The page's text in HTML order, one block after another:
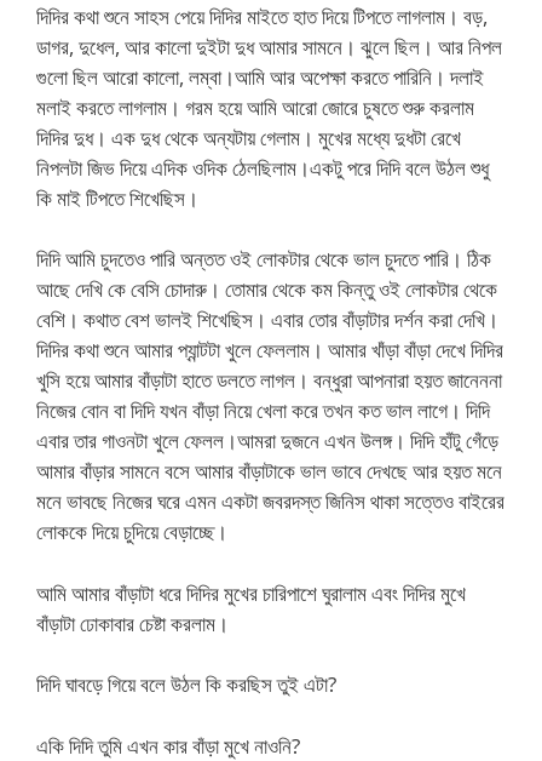
দিদির কথা শুনে সাহস পেয়ে দিদির মাইতে হাত দিয়ে টিপতে লাগলাম। বড়,
ডাগর, দুধেল, আর কালো দুইটা দুধ আমার সামনে। ঝুলে ছিল। আর নিপল
গুলো ছিল আরো কালো, লম্বা।আমি আর অপেক্ষা করতে পারিনি। দলাই
মলাই করতে লাগলাম। গরম হয়ে আমি আরো জোরে চুষতে শুরু করলাম
দিদির দুধ। এক দুধ থেকে অন্যটায় গেলাম। মুখের মধ্যে দুধটা রেখে
নিপলটা জিভ দিয়ে এদিক ওদিক ঠেলছিলাম।একটু পরে দিদি বলে উঠল শুধু
কি মাই টিপতে শিখেছিস।
দিদি আমি চুদতেও পারি অন্তত ওই লোকটার থেকে ভাল চুদতে পারি। ঠিক
আছে দেখি কে বেসি চোদারু। তোমার থেকে কম কিন্তু ওই লোকটার থেকে
বেশি। কথাত বেশ ভালই শিখেছিস। এবার তোর বাঁড়াটার দর্শন করা দেখি।
দিদির কথা শুনে আমার প্যান্টটা খুলে ফেললাম। আমার খাঁড়া বাঁড়া দেখে দিদির
খুসি হয়ে আমার বাঁড়াটা হাতে ডলতে লাগল। বন্ধুরা আপনারা হয়ত জানেননা
নিজের বোন বা দিদি যখন বাঁড়া নিয়ে খেলা করে তখন কত ভাল লাগে। দিদি
এবার তার গাওনটা খুলে ফেলল।আমরা দুজনে এখন উলঙ্গ। দিদি হাঁটু গেঁড়ে
আমার বাঁড়ার সামনে বসে আমার বাঁড়াটাকে ভাল ভাবে দেখছে আর হয়ত মনে
মনে ভাবছে নিজের ঘরে এমন একটা জবরদস্ত জিনিস থাকা সত্তেও বাইরের
লোককে দিয়ে চুদিয়ে বেড়াচ্ছে।
আমি আমার বাঁড়াটা ধরে দিদির মুখের চারিপাশে ঘুরালাম এবং দিদির মুখে
বাঁড়াটা ঢোকাবার চেষ্টা করলাম।
দিদি ঘাবড়ে গিয়ে বলে উঠল কি করছিস তুই এটা?
একি দিদি তুমি এখন কার বাঁড়া মুখে নাওনি?